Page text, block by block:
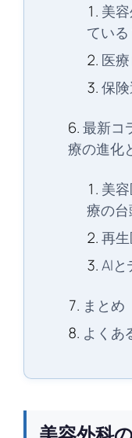
美
ている
医
保
最新コ
療の進化
美
療の
再
AI
まとめ
よくあ